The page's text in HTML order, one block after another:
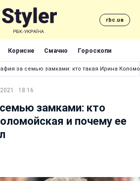
rbc.ua
Корисне Смачно Гороскопи
за семью замками: кто такая Ирина
· 18:16
замками: кто
и почему ее